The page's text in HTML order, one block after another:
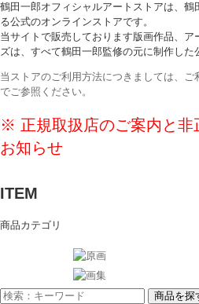
鶴田一郎オフィシャルアートストアは、
る公式のオンラインストアです。
当サイトで販売しております版画作品、
ズは、すべて鶴田一郎監修の元に制作した
当ストアのご利用方法につきましては、
でご参照ください。
※ 正規取扱店のご案内と非
お知らせ
ITEM
商品カテゴリ
商品を探